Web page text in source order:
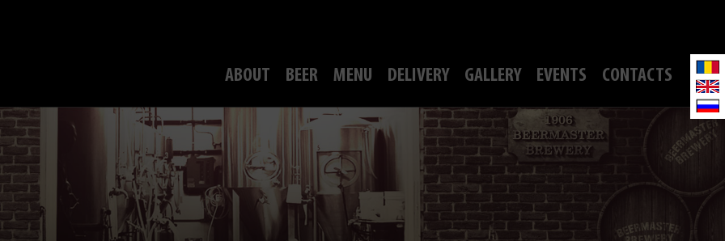
ABOUT BEER MENU DELIVERY GALLERY EVENTS CONTACTS